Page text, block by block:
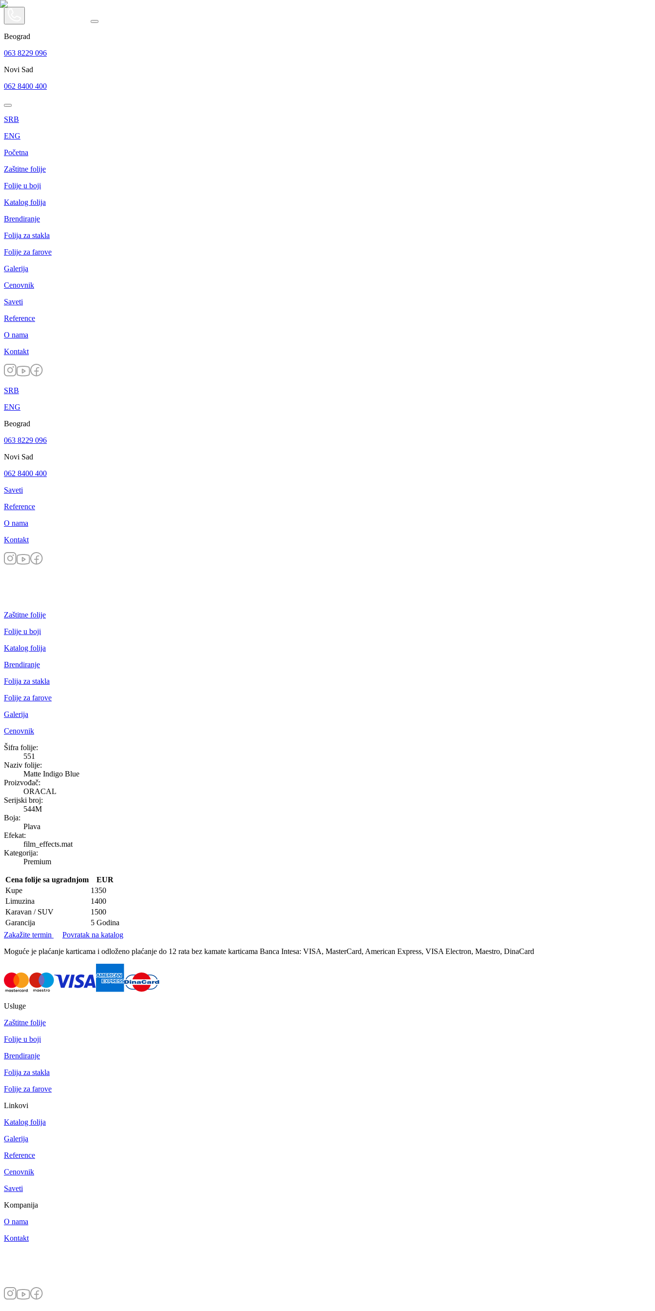
Beograd
063 8229 096
Novi Sad
062 8400 400
SRB
ENG
Početna
Zaštitne folije
Folije u boji
Katalog folija
Brendiranje
Folija za stakla
Folije za farove
Galerija
Cenovnik
Saveti
Reference
O nama
Kontakt
SRB
ENG
Beograd
063 8229 096
Novi Sad
062 8400 400
Saveti
Reference
O nama
Kontakt
Zaštitne folije
Folije u boji
Katalog folija
Brendiranje
Folija za stakla
Folije za farove
Galerija
Cenovnik
Matte Indigo Blue
Šifra folije:
551
Naziv folije:
Matte Indigo Blue
Proizvođač:
ORACAL
Serijski broj:
544M
Boja:
Plava
Efekat:
film_effects.mat
Kategorija:
Premium
Cena folije sa ugradnjom
EUR
Kupe
1350
Limuzina
1400
Karavan / SUV
1500
Garancija
5 Godina
Zakažite termin
Povratak na katalog
Moguće je plaćanje karticama i odloženo plaćanje do 12 rata bez kamate karticama Banca Intesa: VISA, MasterCard, American Express, VISA Electron, Maestro, DinaCard
Usluge
Zaštitne folije
Folije u boji
Brendiranje
Folija za stakla
Folije za farove
Linkovi
Katalog folija
Galerija
Reference
Cenovnik
Saveti
Kompanija
O nama
Kontakt